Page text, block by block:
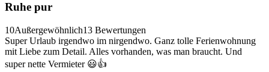
Ruhe pur
10Außergewöhnlich13 Bewertungen
Super Urlaub irgendwo im nirgendwo. Ganz tolle Ferienwohnung
mit Liebe zum Detail. Alles vorhanden, was man braucht. Und
super nette Vermieter 😃👍